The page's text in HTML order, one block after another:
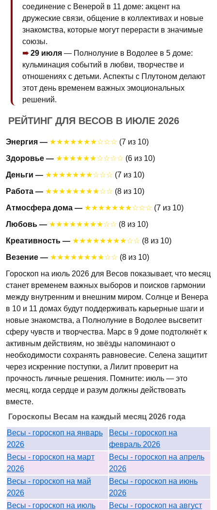
соединение с Венерой в 11 доме: акцент на
дружеские связи, общение в коллективах и новые
знакомства, которые могут перерасти в значимые
союзы.
29 июля — Полнолуние в Водолее в 5 доме:
кульминация событий в любви, творчестве и
отношениях с детьми. Аспекты с Плутоном делают
этот день временем важных эмоциональных
решений.
РЕЙТИНГ ДЛЯ ВЕСОВ В ИЮЛЕ 2026
Энергия — ★★★★★★★☆☆☆ (7 из 10)
Здоровье — ★★★★★★☆☆☆☆ (6 из 10)
Деньги — ★★★★★★★☆☆☆ (7 из 10)
Работа — ★★★★★★★★☆☆ (8 из 10)
Атмосфера дома — ★★★★★★★☆☆☆ (7 из 10)
Любовь — ★★★★★★★★☆☆ (8 из 10)
Креативность — ★★★★★★★★☆☆ (8 из 10)
Везение — ★★★★★★★★☆☆ (8 из 10)
Гороскоп на июль 2026 для Весов показывает, что месяц
станет временем важных выборов и поисков гармонии
между внутренним и внешним миром. Солнце и Венера
в 10 и 11 домах будут поддерживать карьерные шаги и
новые знакомства, а Полнолуние в Водолее высветит
сферу чувств и творчества. Марс в 9 доме подтолкнёт к
активным действиям, но звёзды напоминают о
необходимости сохранять равновесие. Селена защитит
через искренние поступки, а Лилит проверит на
прочность личные решения. Помните: июль — это
месяц, когда сердце и разум должны действовать
вместе.
Гороскопы Весам на каждый месяц 2026 года
Весы - гороскоп на январь
2026
Весы - гороскоп на
февраль 2026
Весы - гороскоп на март
2026
Весы - гороскоп на апрель
2026
Весы - гороскоп на май
2026
Весы - гороскоп на июнь
2026
Весы - гороскоп на июль
Весы - гороскоп на август